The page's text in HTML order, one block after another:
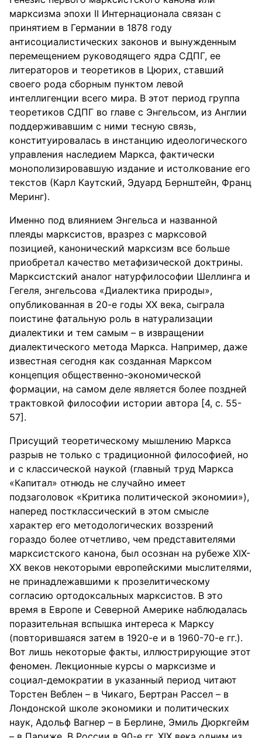
марксизма эпохи II Интернационала связан с
принятием в Германии в 1878 году
антисоциалистических законов и вынужденным
перемещением руководящего ядра СДПГ, ее
литераторов и теоретиков в Цюрих, ставший
своего рода сборным пунктом левой
интеллигенции всего мира. В этот период группа
теоретиков СДПГ во главе с Энгельсом, из Англии
поддерживавшим с ними тесную связь,
конституировалась в инстанцию идеологического
управления наследием Маркса, фактически
монополизировавшую издание и истолкование его
текстов (Карл Каутский, Эдуард Бернштейн, Франц
Меринг).
Именно под влиянием Энгельса и названной
плеяды марксистов, вразрез с марксовой
позицией, канонический марксизм все больше
приобретал качество метафизической доктрины.
Марксистский аналог натурфилософии Шеллинга и
Гегеля, энгельсова «Диалектика природы»,
опубликованная в 20-е годы ХХ века, сыграла
поистине фатальную роль в натурализации
диалектики и тем самым – в извращении
диалектического метода Маркса. Например, даже
известная сегодня как созданная Марксом
концепция общественно-экономической
формации, на самом деле является более поздней
трактовкой философии истории автора [4, с. 55-
57].
Присущий теоретическому мышлению Маркса
разрыв не только с традиционной философией, но
и с классической наукой (главный труд Маркса
«Капитал» отнюдь не случайно имеет
подзаголовок «Критика политической экономии»),
наперед постклассический в этом смысле
характер его методологических воззрений
гораздо более отчетливо, чем представителями
марксистского канона, был осознан на рубеже ХIХ-
ХХ веков некоторыми европейскими мыслителями,
не принадлежавшими к прозелитическому
согласию ортодоксальных марксистов. В это
время в Европе и Северной Америке наблюдалась
поразительная вспышка интереса к Марксу
(повторившаяся затем в 1920-е и в 1960-70-е гг.).
Вот лишь некоторые факты, иллюстрирующие этот
феномен. Лекционные курсы о марксизме и
социал-демократии в указанный период читают
Торстен Веблен – в Чикаго, Бертран Рассел – в
Лондонской школе экономики и политических
наук, Адольф Вагнер – в Берлине, Эмиль Дюркгейм